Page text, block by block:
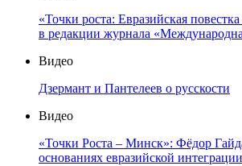
«Точки роста: Евразийская
в редакции журнала
Видео
Дзермант и Пантелеев о русскости
Видео
«Точки Роста – Минск»: Фёдор
основаниях евразийской интеграции